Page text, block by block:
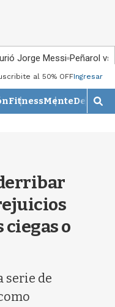
Jorge Messi Peñarol
al 50% OFFIngresar
FitnessMente
M
o
ciegas o
serie de